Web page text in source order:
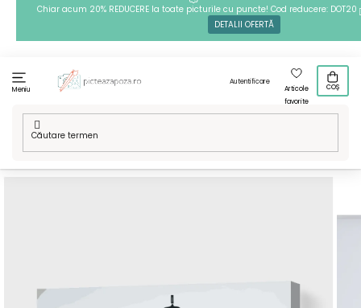
Chiar acum 20% REDUCERE la toate picturile cu puncte! Cod reducere: DOT20
DETALII OFERTĂ
Meniu
Autentificare
Articole
favorite
COȘ
Acasă
Tehnici / Pictură pe numere